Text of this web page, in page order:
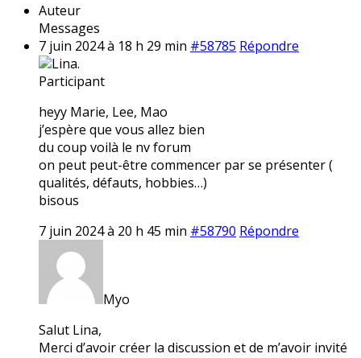
Auteur
Messages
7 juin 2024 à 18 h 29 min #58785 Répondre
Lina.
Participant
heyy Marie, Lee, Mao
j’espère que vous allez bien
du coup voilà le nv forum
on peut peut-être commencer par se présenter (
qualités, défauts, hobbies…)
bisous
7 juin 2024 à 20 h 45 min #58790 Répondre
Myo
Salut Lina,
Merci d’avoir créer la discussion et de m’avoir invité